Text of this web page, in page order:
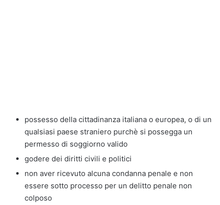
possesso della cittadinanza italiana o europea, o di un
qualsiasi paese straniero purchè si possegga un
permesso di soggiorno valido
godere dei diritti civili e politici
non aver ricevuto alcuna condanna penale e non
essere sotto processo per un delitto penale non
colposo